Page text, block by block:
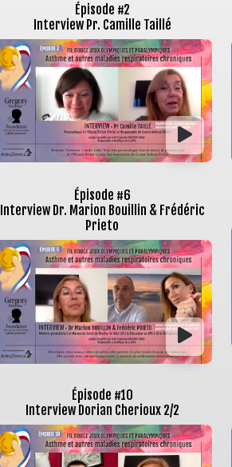
Épisode #2
Interview Pr. Camille Taillé
Épisode #6
Interview Dr. Marion Bouillin & Frédéric
Prieto
Épisode #10
Interview Dorian Cherioux 2/2